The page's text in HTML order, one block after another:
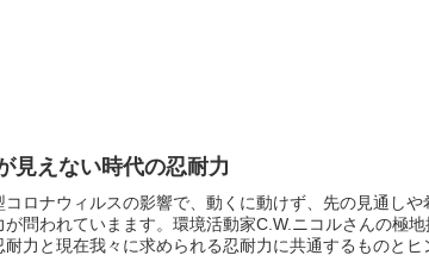
見えない時代の忍耐力
コロナウィルスの影響で、動くに動けず、先の見通し
が問われていまます。環境活動家C.W.ニコルさんの極
耐力と現在我々に求められる忍耐力に共通するものとヒ